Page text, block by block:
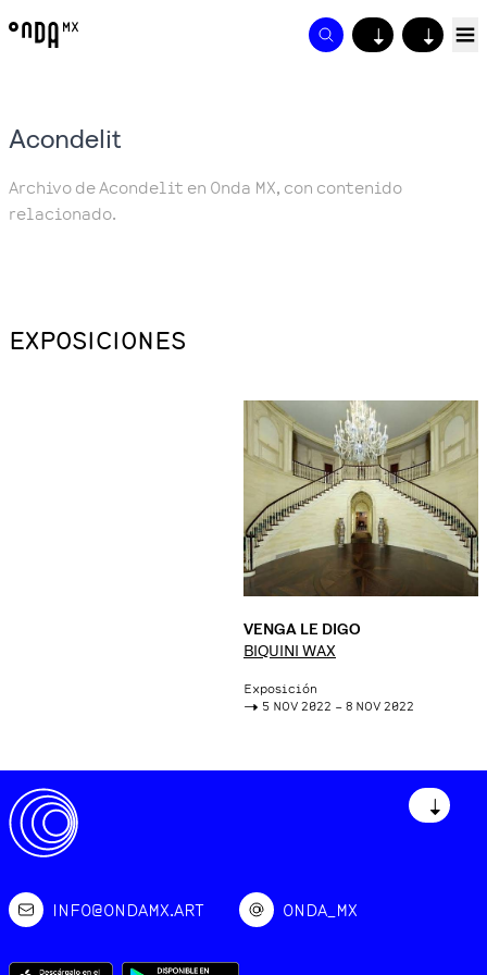
↓ ↓
Acondelit
Archivo de Acondelit en Onda MX, con contenido
relacionado.
EXPOSICIONES
VENGA LE DIGO
BIQUINI WAX
Exposición
-> 5 NOV 2022 – 8 NOV 2022
↓
INFO@ONDAMX.ART ONDA_MX